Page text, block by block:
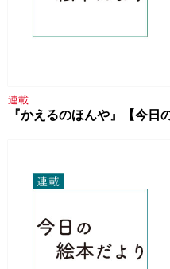
連載
『かえるのほんや』【今日